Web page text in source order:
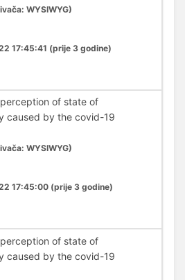
WYSIWYG)
17:45:41 (prije 3 godine)
of state of
caused by the covid-19
WYSIWYG)
17:45:00 (prije 3 godine)
of state of
caused by the covid-19